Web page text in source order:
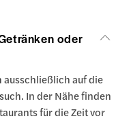
oder
ausschließlich auf die
In der Nähe finden
für die Zeit vor